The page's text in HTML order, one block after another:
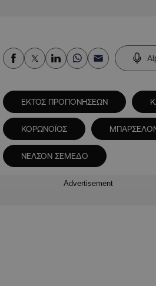
ΕΚΤΟΣ ΠΡΟΠΟΝΗΣΕΩΝ
ΚΟΡΩΝΟΪΟΣ
ΝΕΛΣΟΝ ΣΕΜΕΔΟ
Advertisement